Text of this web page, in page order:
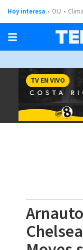
Hoy interesa OIJ Clima
TV EN VIVO